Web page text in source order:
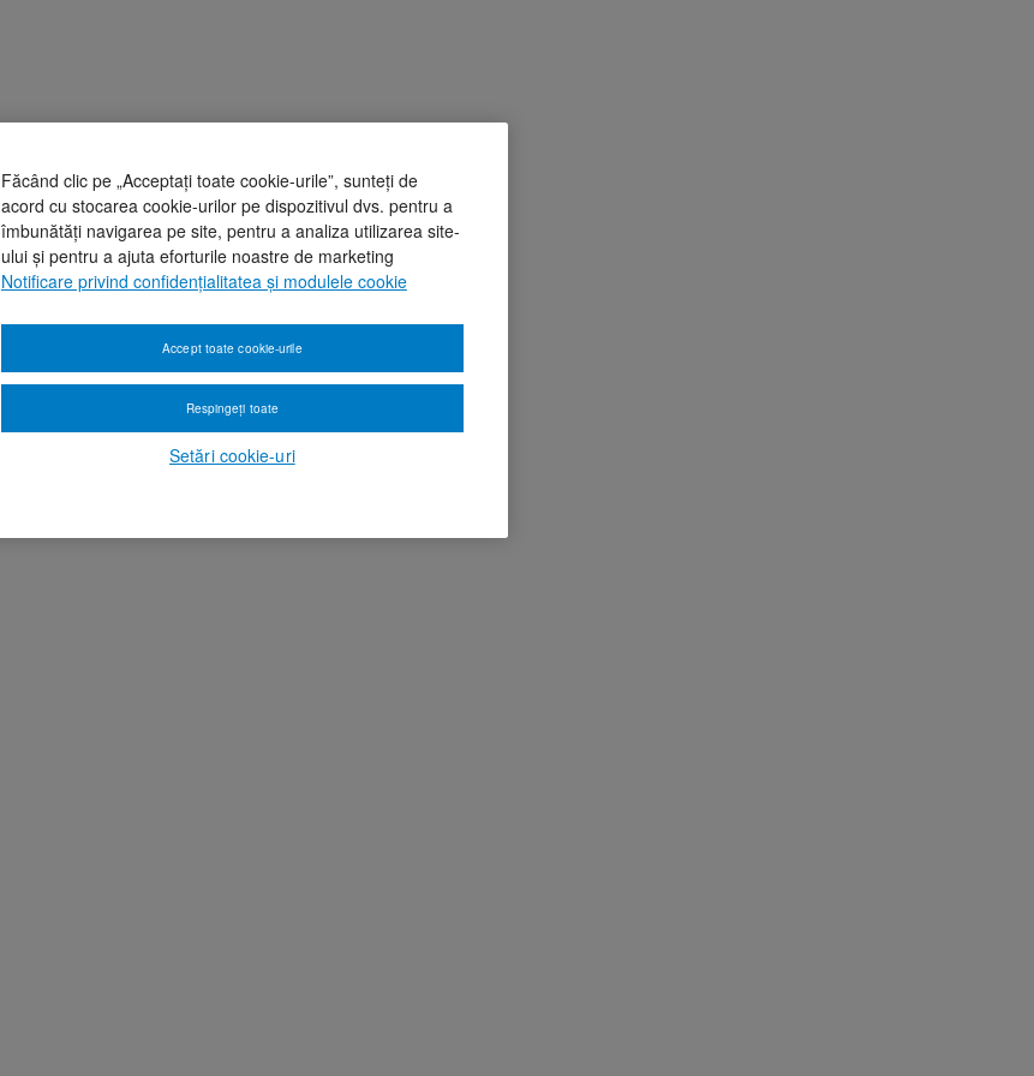
Făcând clic pe „Acceptați toate cookie-urile”, sunteți de
acord cu stocarea cookie-urilor pe dispozitivul dvs. pentru a
îmbunătăți navigarea pe site, pentru a analiza utilizarea site-
ului și pentru a ajuta eforturile noastre de marketing
Notificare privind confidențialitatea și modulele cookie
Setări cookie-uri
Respingeți toate
Accept toate cookie-urile